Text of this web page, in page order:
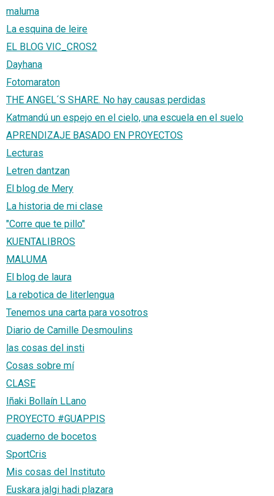
maluma
La esquina de leire
EL BLOG VIC_CROS2
Dayhana
Fotomaraton
THE ANGEL´S SHARE. No hay causas perdidas
Katmandú un espejo en el cielo, una escuela en el suelo
APRENDIZAJE BASADO EN PROYECTOS
Lecturas
Letren dantzan
El blog de Mery
La historia de mi clase
"Corre que te pillo"
KUENTALIBROS
MALUMA
El blog de laura
La rebotica de literlengua
Tenemos una carta para vosotros
Diario de Camille Desmoulins
las cosas del insti
Cosas sobre mí
CLASE
Iñaki Bollaín LLano
PROYECTO #GUAPPIS
cuaderno de bocetos
SportCris
Mis cosas del Instituto
Euskara jalgi hadi plazara